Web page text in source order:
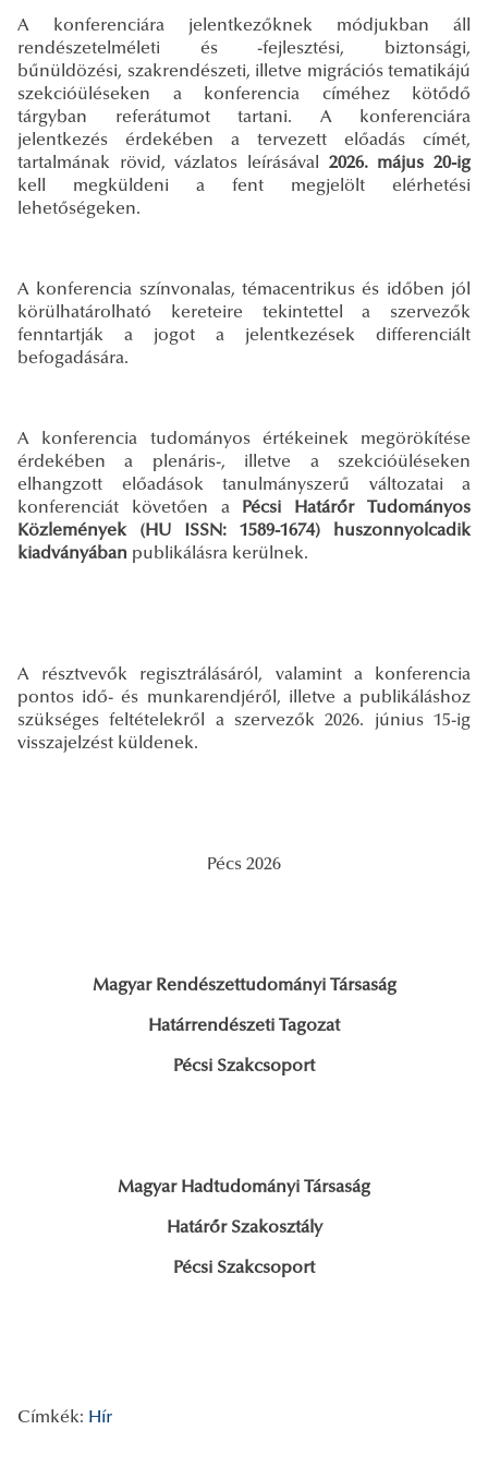
A konferenciára jelentkezőknek módjukban áll
rendészetelméleti és -fejlesztési, biztonsági,
bűnüldözési, szakrendészeti, illetve migrációs tematikájú
szekcióüléseken a konferencia címéhez kötődő
tárgyban referátumot tartani. A konferenciára
jelentkezés érdekében a tervezett előadás címét,
tartalmának rövid, vázlatos leírásával 2026. május 20-ig
kell megküldeni a fent megjelölt elérhetési
lehetőségeken.
A konferencia színvonalas, témacentrikus és időben jól
körülhatárolható kereteire tekintettel
a szervezők
fenntartják a jogot a jelentkezések differenciált
befogadására.
A konferencia tudományos értékeinek megörökítése
érdekében a plenáris-, illetve a szekcióüléseken
elhangzott előadások tanulmányszerű változatai a
konferenciát követően a
Pécsi Határőr Tudományos
Közlemények (HU ISSN: 1589-1674) huszonnyolcadik
kiadványában publikálásra kerülnek.
A résztvevők regisztrálásáról, valamint a konferencia
pontos idő- és munkarendjéről, illetve a publikáláshoz
szükséges feltételekről a szervezők 2026. június 15-ig
visszajelzést küldenek.
Pécs 2026
Magyar Rendészettudományi Társaság
Határrendészeti Tagozat
Pécsi Szakcsoport
Magyar Hadtudományi Társaság
Határőr Szakosztály
Pécsi Szakcsoport
Címkék: Hír